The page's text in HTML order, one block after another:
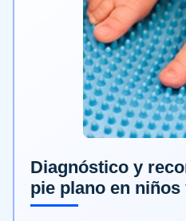
Diagnóstico y
pie plano en